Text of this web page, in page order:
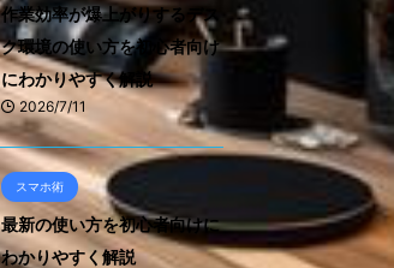
作業効率が爆上がりするデス
ク環境の使い方を初心者向け
にわかりやすく解説
2026/7/11
スマホ術
最新の使い方を初心者向けに
わかりやすく解説